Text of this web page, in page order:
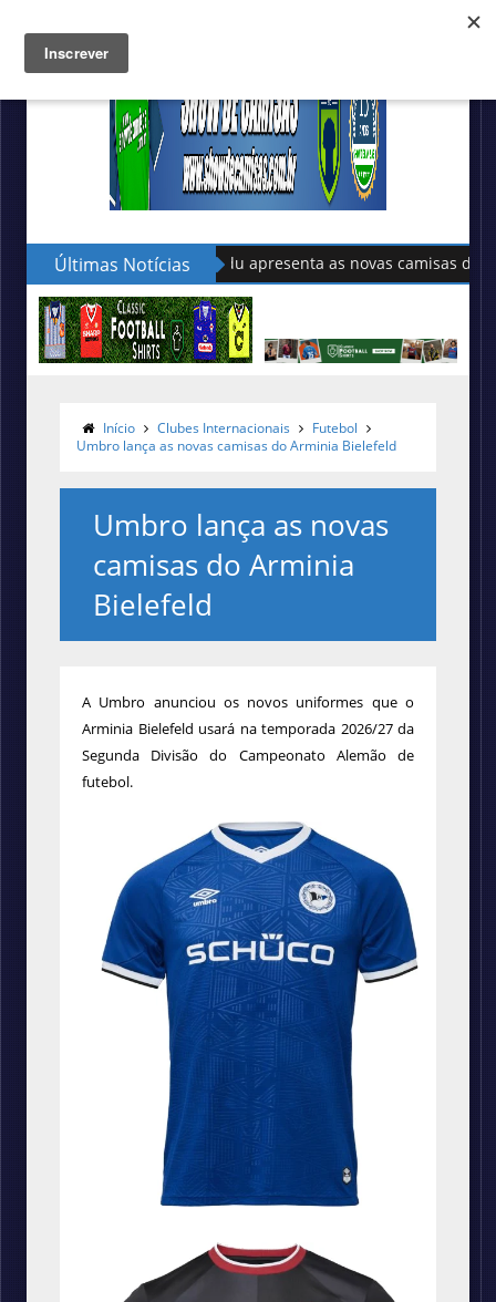
Últimas NotíciasSudu apresenta as novas camisas do País de
Início Clubes Internacionais
Futebol
Umbro lança as novas camisas do Arminia Bielefeld
Umbro lança as novas
camisas do Arminia
Bielefeld
A Umbro anunciou os novos uniformes que o
Arminia Bielefeld usará na temporada 2026/27 da
Segunda Divisão do Campeonato Alemão de
futebol.